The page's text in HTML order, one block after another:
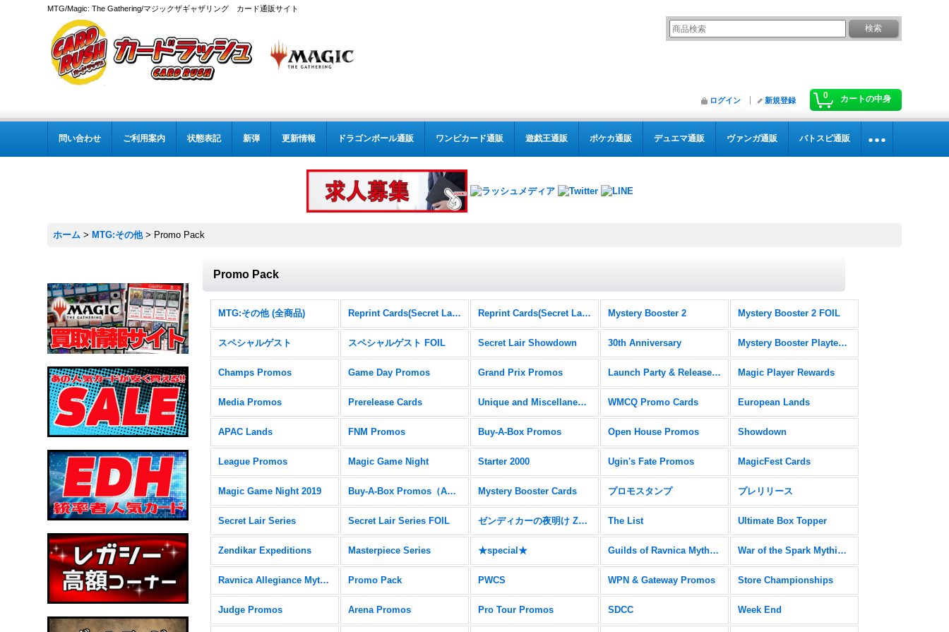
MTG/Magic: The Gathering/マジックザギャザリング カード通販サイト
0 カートの中身
ログイン 新規登録
問い合わせ ご利用案内 状態表記 新弾 更新情報 ドラゴンボール通販 ワンピカード通販 遊戯王通販 ポケカ通販 デュエマ通販 ヴァンガ通販 バトスピ通販
ホーム > MTG:その他 > Promo Pack
Promo Pack
MTG:その他 (全商品) Reprint Cards(Secret Lair Commander) Reprint Cards(Secret Lair Commander) FOIL Mystery Booster 2 Mystery Booster 2 FOIL
スペシャルゲスト スペシャルゲスト FOIL Secret Lair Showdown 30th Anniversary Mystery Booster Playtest Cards
Champs Promos Game Day Promos Grand Prix Promos Launch Party & Release Event Promos Magic Player Rewards
Media Promos Prerelease Cards Unique and Miscellaneous Promos WMCQ Promo Cards European Lands
APAC Lands FNM Promos Buy-A-Box Promos Open House Promos Showdown
League Promos Magic Game Night Starter 2000 Ugin's Fate Promos MagicFest Cards
Magic Game Night 2019 Buy-A-Box Promos（AER） Mystery Booster Cards プロモスタンプ プレリリース
Secret Lair Series Secret Lair Series FOIL ゼンディカーの夜明け Zendikar Expeditions The List Ultimate Box Topper
Zendikar Expeditions Masterpiece Series ★special★ Guilds of Ravnica Mythic Edition War of the Spark Mythic Edition
Ravnica Allegiance Mythic Edition Promo Pack PWCS WPN & Gateway Promos Store Championships
Judge Promos Arena Promos Pro Tour Promos SDCC Week End